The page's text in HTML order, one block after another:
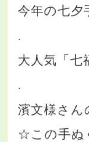
今年の七夕
.
大人気「七
.
濱文様さん
☆この手ぬ